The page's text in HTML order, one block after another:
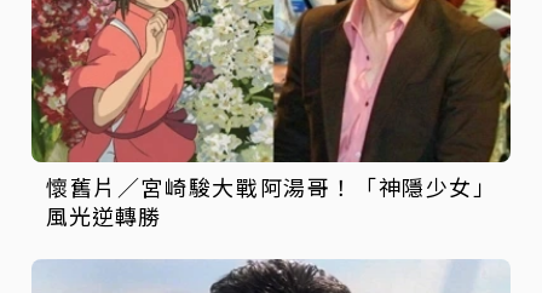
懷舊片／宮崎駿大戰阿湯哥！「神隱少女」
風光逆轉勝